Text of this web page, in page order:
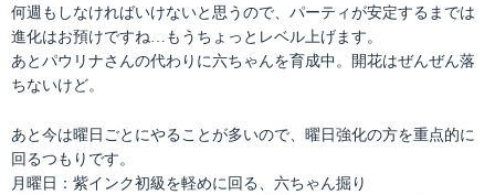
何週もしなければいけないと思うので、パーティが安定するまでは
進化はお預けですね…もうちょっとレベル上げます。
あとパウリナさんの代わりに六ちゃんを育成中。開花はぜんぜん落
ちないけど。
あと今は曜日ごとにやることが多いので、曜日強化の方を重点的に
回るつもりです。
月曜日：紫インク初級を軽めに回る、六ちゃん掘り